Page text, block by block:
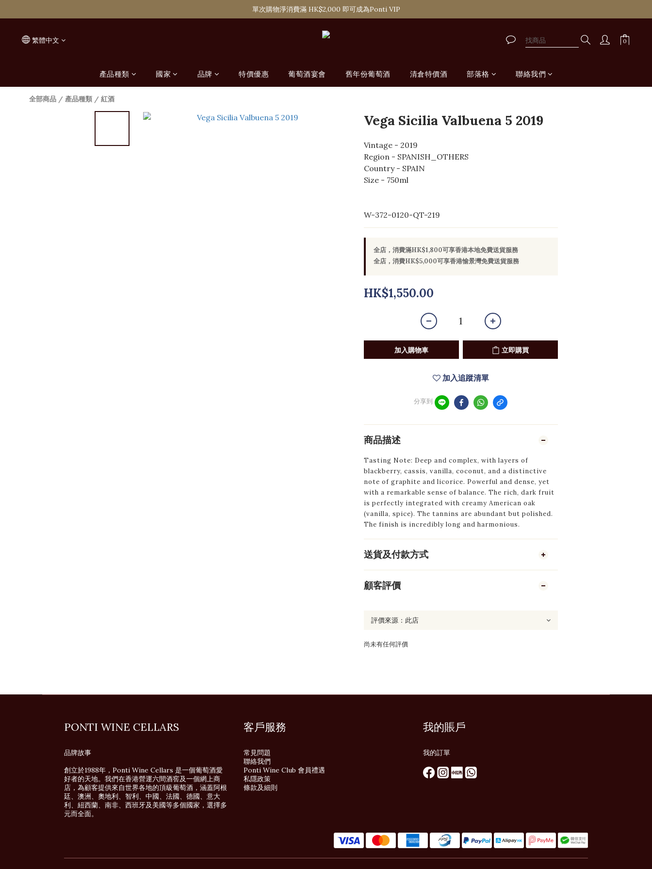
購滿 HK$1,800 即可享香港本地免費送貨服務
單次購物淨消費滿 HK$2,000 即可成為Ponti VIP
繁體中文
產品種類 國家 品牌 特價優惠 葡萄酒宴會 舊年份葡萄酒 清倉特價酒 部落格 聯絡我們
全部商品 / 產品種類 / 紅酒
Vega Sicilia Valbuena 5 2019
Vintage - 2019
Region - SPANISH_OTHERS
Country - SPAIN
Size - 750ml
W-372-0120-QT-219
全店，消費滿HK$1,800可享香港本地免費送貨服務
全店，消費HK$5,000可享香港愉景灣免費送貨服務
HK$1,550.00
加入購物車 立即購買
加入追蹤清單
分享到
商品描述
Tasting Note: Deep and complex, with layers of
blackberry, cassis, vanilla, coconut, and a distinctive
note of graphite and licorice. Powerful and dense, yet
with a remarkable sense of balance. The rich, dark fruit
is perfectly integrated with creamy American oak
(vanilla, spice). The tannins are abundant but polished.
The finish is incredibly long and harmonious.
送貨及付款方式
顧客評價
尚未有任何評價
PONTI WINE CELLARS
品牌故事
創立於1988年，Ponti Wine Cellars 是一個葡萄酒愛
好者的天地。我們在香港營運六間酒窖及一個網上商
店，為顧客提供來自世界各地的頂級葡萄酒，涵蓋阿根
廷、澳洲、奧地利、智利、中國、法國、德國、意大
利、紐西蘭、南非、西班牙及美國等多個國家，選擇多
元而全面。
客戶服務
常見問題
聯絡我們
Ponti Wine Club 會員禮遇
私隱政策
條款及細則
我的賬戶
我的訂單